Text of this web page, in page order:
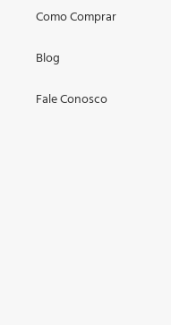
Como Comprar
Blog
Fale Conosco